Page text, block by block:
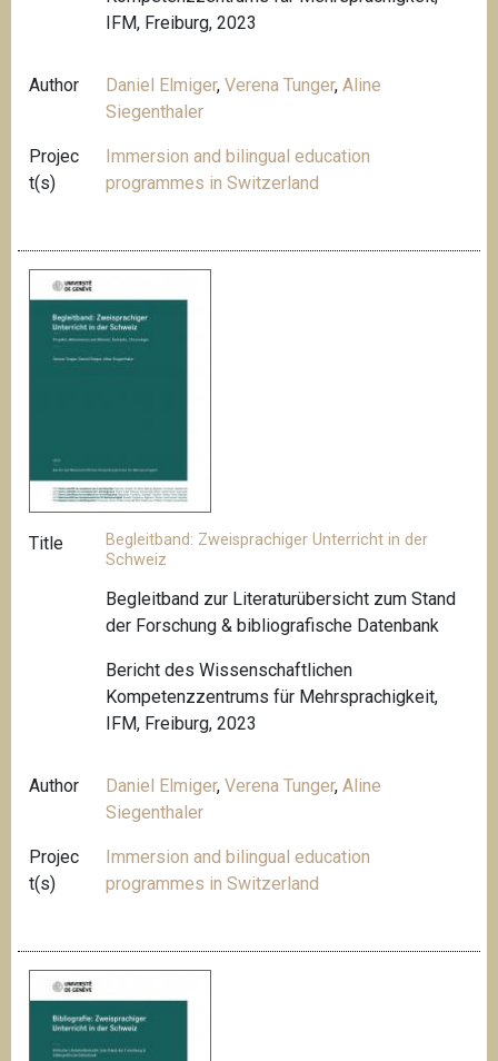
IFM, Freiburg, 2023
Author Daniel Elmiger,Verena Tunger,Aline
Siegenthaler
Projec
t(s)
Immersion and bilingual education
programmes in Switzerland
Title
Begleitband: Zweisprachiger Unterricht in der
Schweiz
Begleitband zur Literaturübersicht zum Stand
der Forschung & bibliografische Datenbank
Bericht des Wissenschaftlichen
Kompetenzzentrums für Mehrsprachigkeit,
IFM, Freiburg, 2023
Author Daniel Elmiger,Verena Tunger,Aline
Siegenthaler
Projec
t(s)
Immersion and bilingual education
programmes in Switzerland